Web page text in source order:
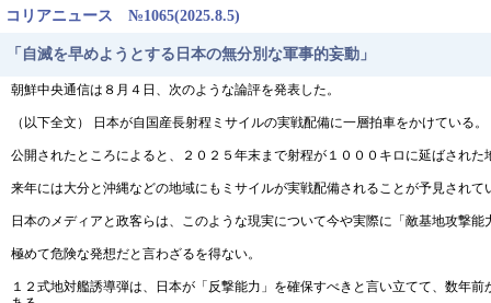
コリアニュース №1065(2025.8.5)
「自滅を早めようとする日本の無分別な軍事的妄動」
朝鮮中央通信は８月４日、次のような論評を発表した。
（以下全文） 日本が自国産長射程ミサイルの実戦配備に一層拍車をかけている。
公開されたところによると、２０２５年末まで射程が１０００キロに延ばされ
来年には大分と沖縄などの地域にもミサイルが実戦配備されることが予見されて
日本のメディアと政客らは、このような現実について今や実際に「敵基地攻撃
極めて危険な発想だと言わざるを得ない。
１２式地対艦誘導弾は、日本が「反撃能力」を確保すべきと言い立てて、数年